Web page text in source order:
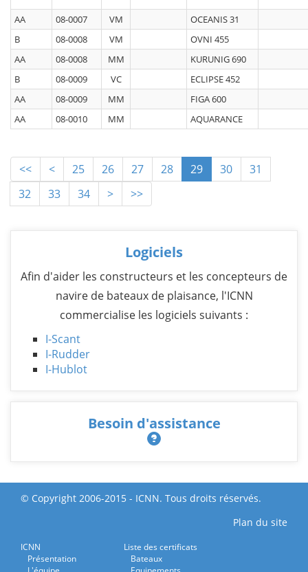
AA 08-0007 VM
OCEANIS 31
B
08-0008 VM
OVNI 455
AA
08-0008 MM
KURUNIG 690
B
08-0009 VC
ECLIPSE 452
AA
08-0009 MM
FIGA 600
AA
08-0010 MM AQUARANCE
<< < 25 26 27 28 29 30
31
32
33 34 > >>
Logiciels
Afin d'aider les constructeurs et les concepteurs de
navire de bateaux de plaisance, l'ICNN
commercialise les logiciels suivants :
I-Scant
I-Rudder
I-Hublot
Besoin d'assistance
© Copyright 2006-2015 - ICNN. Tous droits réservés.
Plan du site
ICNN
Présentation
Liste des certificats
Bateaux